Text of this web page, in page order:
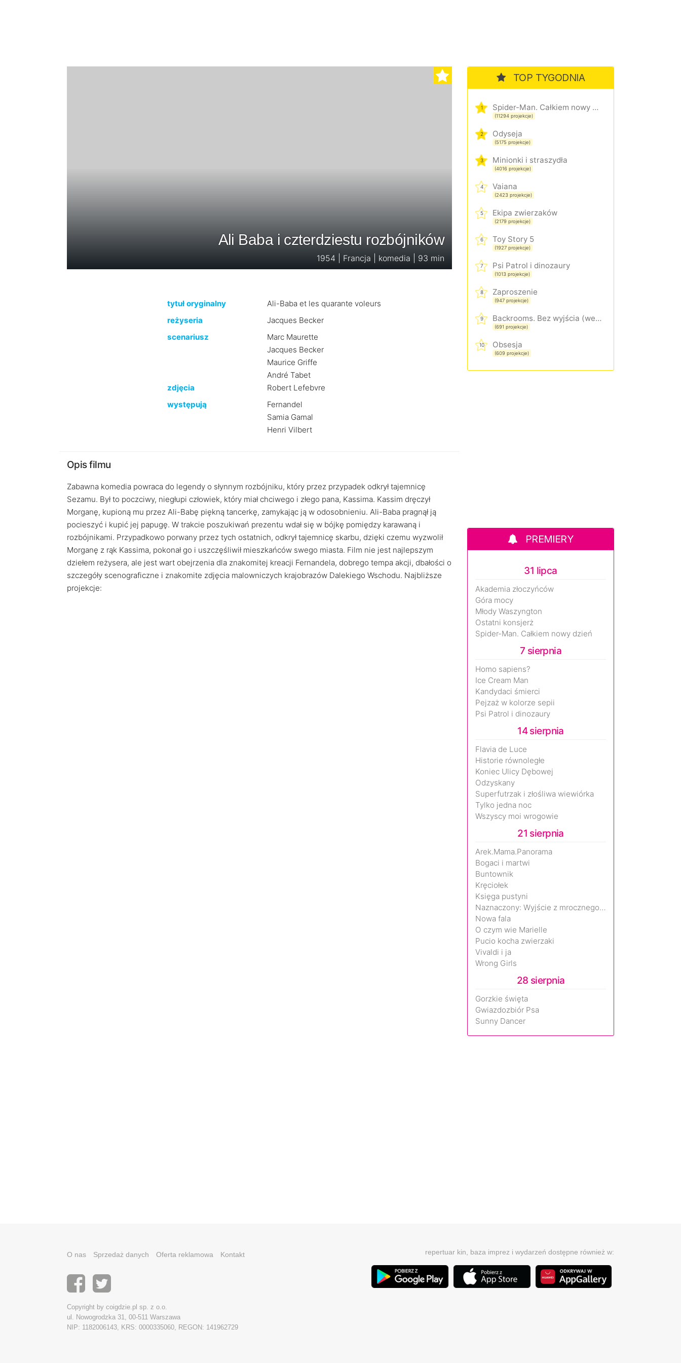
Ali Baba i czterdziestu rozbójników
1954 | Francja | komedia | 93 min
tytuł oryginalny
Ali-Baba et les quarante voleurs
reżyseria
Jacques Becker
scenariusz
Marc Maurette
Jacques Becker
Maurice Griffe
André Tabet
zdjęcia
Robert Lefebvre
występują
Fernandel
Samia Gamal
Henri Vilbert
Opis filmu
Zabawna komedia powraca do legendy o słynnym rozbójniku, który przez przypadek odkrył tajemnicę
Sezamu. Był to poczciwy, niegłupi człowiek, który miał chciwego i złego pana, Kassima. Kassim dręczył
Morganę, kupioną mu przez Ali-Babę piękną tancerkę, zamykając ją w odosobnieniu. Ali-Baba pragnął ją
pocieszyć i kupić jej papugę. W trakcie poszukiwań prezentu wdał się w bójkę pomiędzy karawaną i
rozbójnikami. Przypadkowo porwany przez tych ostatnich, odkrył tajemnicę skarbu, dzięki czemu wyzwolił
Morganę z rąk Kassima, pokonał go i uszczęśliwił mieszkańców swego miasta. Film nie jest najlepszym
dziełem reżysera, ale jest wart obejrzenia dla znakomitej kreacji Fernandela, dobrego tempa akcji, dbałości o
szczegóły scenograficzne i znakomite zdjęcia malowniczych krajobrazów Dalekiego Wschodu. Najbliższe
projekcje:
TOP TYGODNIA
1 Spider-Man. Całkiem nowy dzień
(11294 projekcje)
2 Odyseja
(5175 projekcje)
3 Minionki i straszydła
(4016 projekcje)
4 Vaiana
(2423 projekcje)
5 Ekipa zwierzaków
(2179 projekcje)
6 Toy Story 5
(1927 projekcje)
7 Psi Patrol i dinozaury
(1013 projekcje)
8 Zaproszenie
(947 projekcje)
9 Backrooms. Bez wyjścia (wersja rozszerzona)
(691 projekcje)
10 Obsesja
(609 projekcje)
PREMIERY
31 lipca
Akademia złoczyńców
Góra mocy
Młody Waszyngton
Ostatni konsjerż
Spider-Man. Całkiem nowy dzień
7 sierpnia
Homo sapiens?
Ice Cream Man
Kandydaci śmierci
Pejzaż w kolorze sepii
Psi Patrol i dinozaury
14 sierpnia
Flavia de Luce
Historie równoległe
Koniec Ulicy Dębowej
Odzyskany
Superfutrzak i złośliwa wiewiórka
Tylko jedna noc
Wszyscy moi wrogowie
21 sierpnia
Arek.Mama.Panorama
Bogaci i martwi
Buntownik
Kręciołek
Księga pustyni
Naznaczony: Wyjście z mrocznego wymiaru
Nowa fala
O czym wie Marielle
Pucio kocha zwierzaki
Vivaldi i ja
Wrong Girls
28 sierpnia
Gorzkie święta
Gwiazdozbiór Psa
Sunny Dancer
O nas Sprzedaż danych Oferta reklamowa Kontakt
Copyright by coigdzie.pl sp. z o.o.
ul. Nowogrodzka 31, 00-511 Warszawa
NIP: 1182006143, KRS: 0000335060, REGON: 141962729
repertuar kin, baza imprez i wydarzeń dostępne również w: